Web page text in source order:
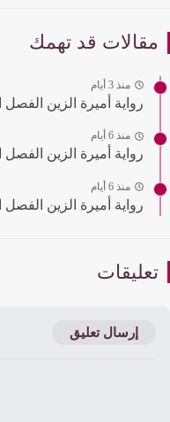
قد تهمك
منذ 3 أيام
رواية أميرة الزين الفصل الرابع
منذ 6 أيام
رواية أميرة الزين الفصل الثالث
منذ 6 أيام
رواية أميرة الزين الفصل الثاني
إرسال تعليق